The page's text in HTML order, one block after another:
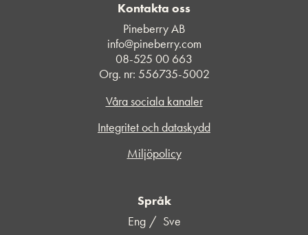
Kontakta oss
Pineberry AB
info@pineberry.com
08-525 00 663
Org. nr: 556735-5002
Våra sociala kanaler
Integritet och dataskydd
Miljöpolicy
Språk
Eng
Sve